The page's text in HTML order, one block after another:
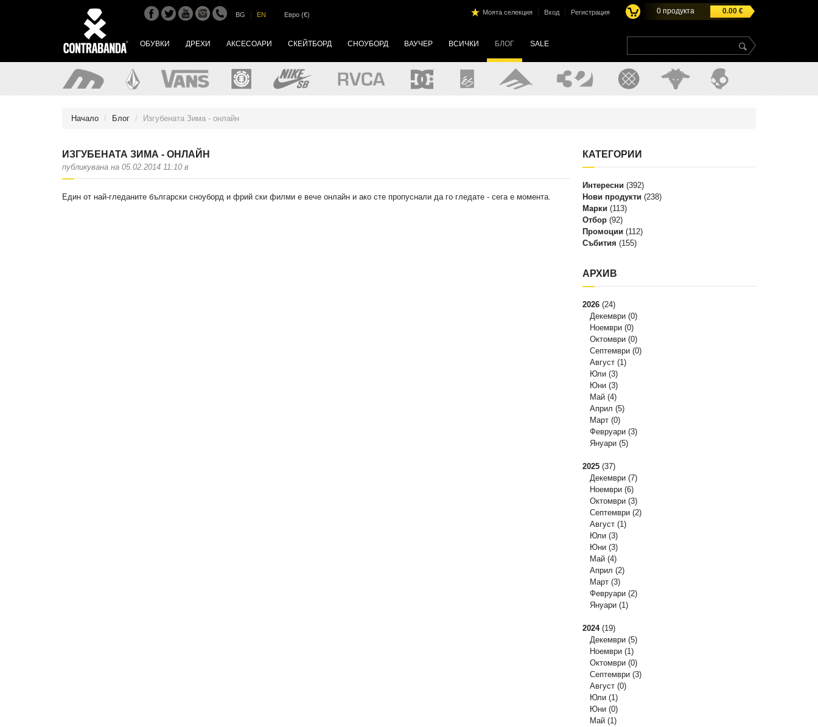
BG EN Евро (€) Моята селекция Вход Регистрация 0 продукта 0.00€
ОБУВКИ ДРЕХИ АКСЕСОАРИ СКЕЙТБОРД СНОУБОРД ВАУЧЕР ВСИЧКИ БЛОГ SALE
Начало Блог Изгубената Зима - онлайн
ИЗГУБЕНАТА ЗИМА - ОНЛАЙН
публикувана на 05.02.2014 11:10 в
Един от най-гледаните български сноуборд и фрий ски филми е вече онлайн и ако сте пропуснали да го гледате - сега е момента.
КАТЕГОРИИ
Интересни (392)
Нови продукти (238)
Марки (113)
Отбор (92)
Промоции (112)
Събития (155)
АРХИВ
2026 (24)
Декември (0)
Ноември (0)
Октомври (0)
Септември (0)
Август (1)
Юли (3)
Юни (3)
Май (4)
Април (5)
Март (0)
Февруари (3)
Януари (5)
2025 (37)
Декември (7)
Ноември (6)
Октомври (3)
Септември (2)
Август (1)
Юли (3)
Юни (3)
Май (4)
Април (2)
Март (3)
Февруари (2)
Януари (1)
2024(19)
Декември (5)
Ноември (1)
Октомври (0)
Септември (3)
Август (0)
Юли (1)
Юни (0)
Май (1)